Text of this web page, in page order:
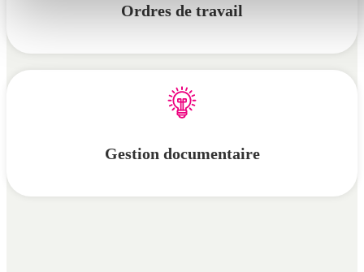
Ordres de travail
Gestion documentaire